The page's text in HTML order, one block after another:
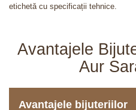
etichetă cu specificații tehnice.
Avantajele
Aur
Avantajele bijuteriilor